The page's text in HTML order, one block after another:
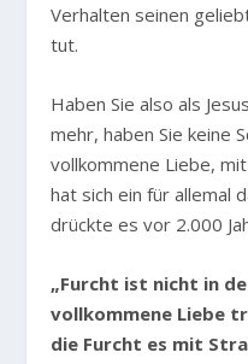
Verhalten seinen
tut.
Haben Sie also als
mehr, haben Sie keine
vollkommene Liebe,
hat sich ein für allemal
drückte es vor 2.000
„Furcht ist nicht in
vollkommene Liebe
die Furcht es mit